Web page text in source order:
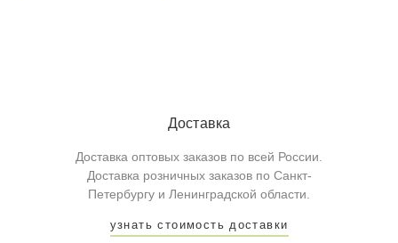
Доставка
Доставка оптовых заказов по всей России.
Доставка розничных заказов по Санкт-
Петербургу и Ленинградской области.
узнать стоимость доставки